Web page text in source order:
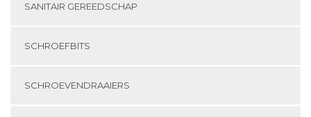
SANITAIR GEREEDSCHAP
SCHROEFBITS
SCHROEVENDRAAIERS